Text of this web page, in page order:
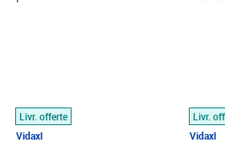
Livr. offerte
Vidaxl
Livr.
Vidaxl